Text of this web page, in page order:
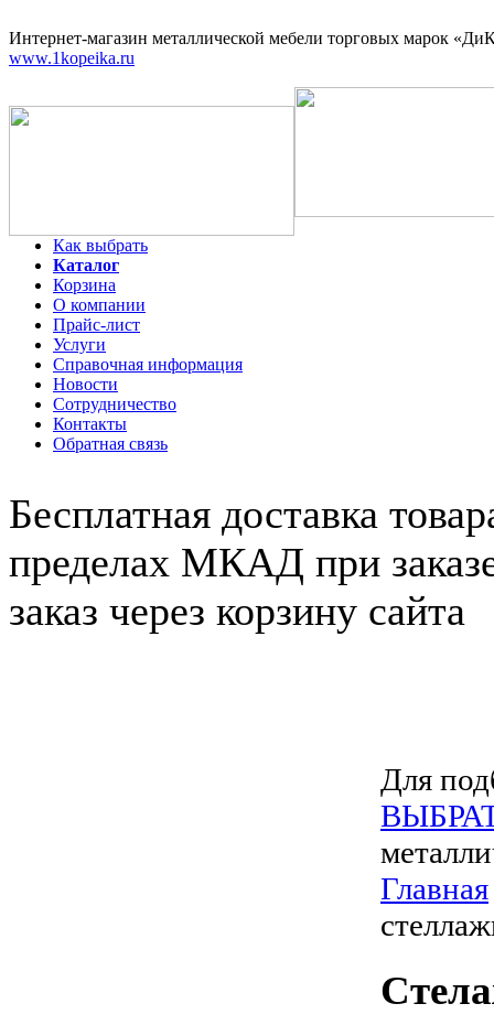
Интернет-магазин металлической мебели торговых марок
www.1kopeika.ru
Как выбрать
Каталог
Корзина
О компании
Прайс-лист
Услуги
Справочная информация
Новости
Сотрудничество
Контакты
Обратная связь
Бесплатная доставка
пределах МКАД при
заказ через корзину сайта
Для
Главная